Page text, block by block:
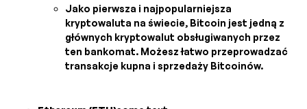
Jako pierwsza i najpopularniejsza
kryptowaluta na świecie, Bitcoin jest jedną z
głównych kryptowalut obsługiwanych przez
ten bankomat. Możesz łatwo przeprowadzać
transakcje kupna i sprzedaży Bitcoinów.